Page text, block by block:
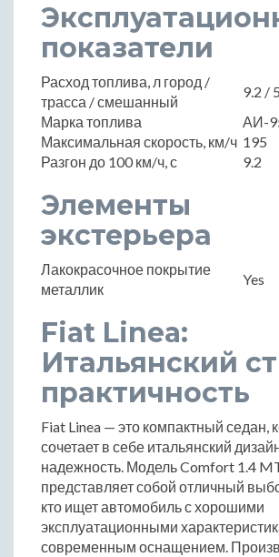
показатели
Расход топлива, л город /
трасса / смешанный
9.2 /
Марка топлива
АИ-
Максимальная скорость, км/ч 195
Разгон до 100 км/ч, с
9.2
Элементы
экстерьера
Лакокрасочное покрытие
металлик
Yes
Fiat Linea:
Итальянский
практичность
Fiat Linea — это компактный седан,
сочетает в себе итальянский
надежность. Модель Comfort 1.4
представляет собой отличный
кто ищет автомобиль с хорошими
эксплуатационными
современным оснащением.